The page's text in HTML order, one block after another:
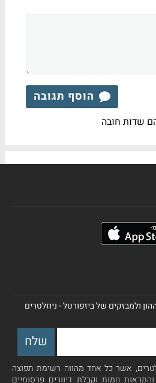
הוסף תגובה
שדות חובה
ולמבזקים של ביזפורטל - ניוזלטרים
אשר כל אחד מהווה רשימת תפוצה
חמות וקבלת דיוורים פרסומיים